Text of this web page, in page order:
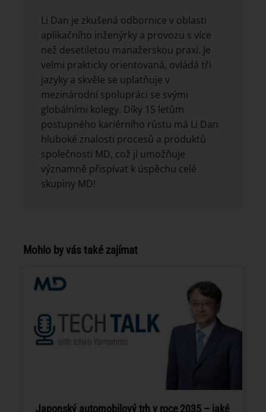
Li Dan je zkušená odbornice v oblasti
aplikačního inženýrky a provozu s více
než desetiletou manažerskou praxí. Je
velmi prakticky orientovaná, ovládá tři
jazyky a skvěle se uplatňuje v
mezinárodní spolupráci se svými
globálními kolegy. Díky 15 letům
postupného kariérního růstu má Li Dan
hluboké znalosti procesů a produktů
společnosti MD, což jí umožňuje
významně přispívat k úspěchu celé
skupiny MD!
Mohlo by vás také zajímat
Japonský automobilový trh v roce 2035 – jaké